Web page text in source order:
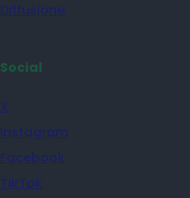
Diffusione
Social
X
Instagram
Facebook
TikTok